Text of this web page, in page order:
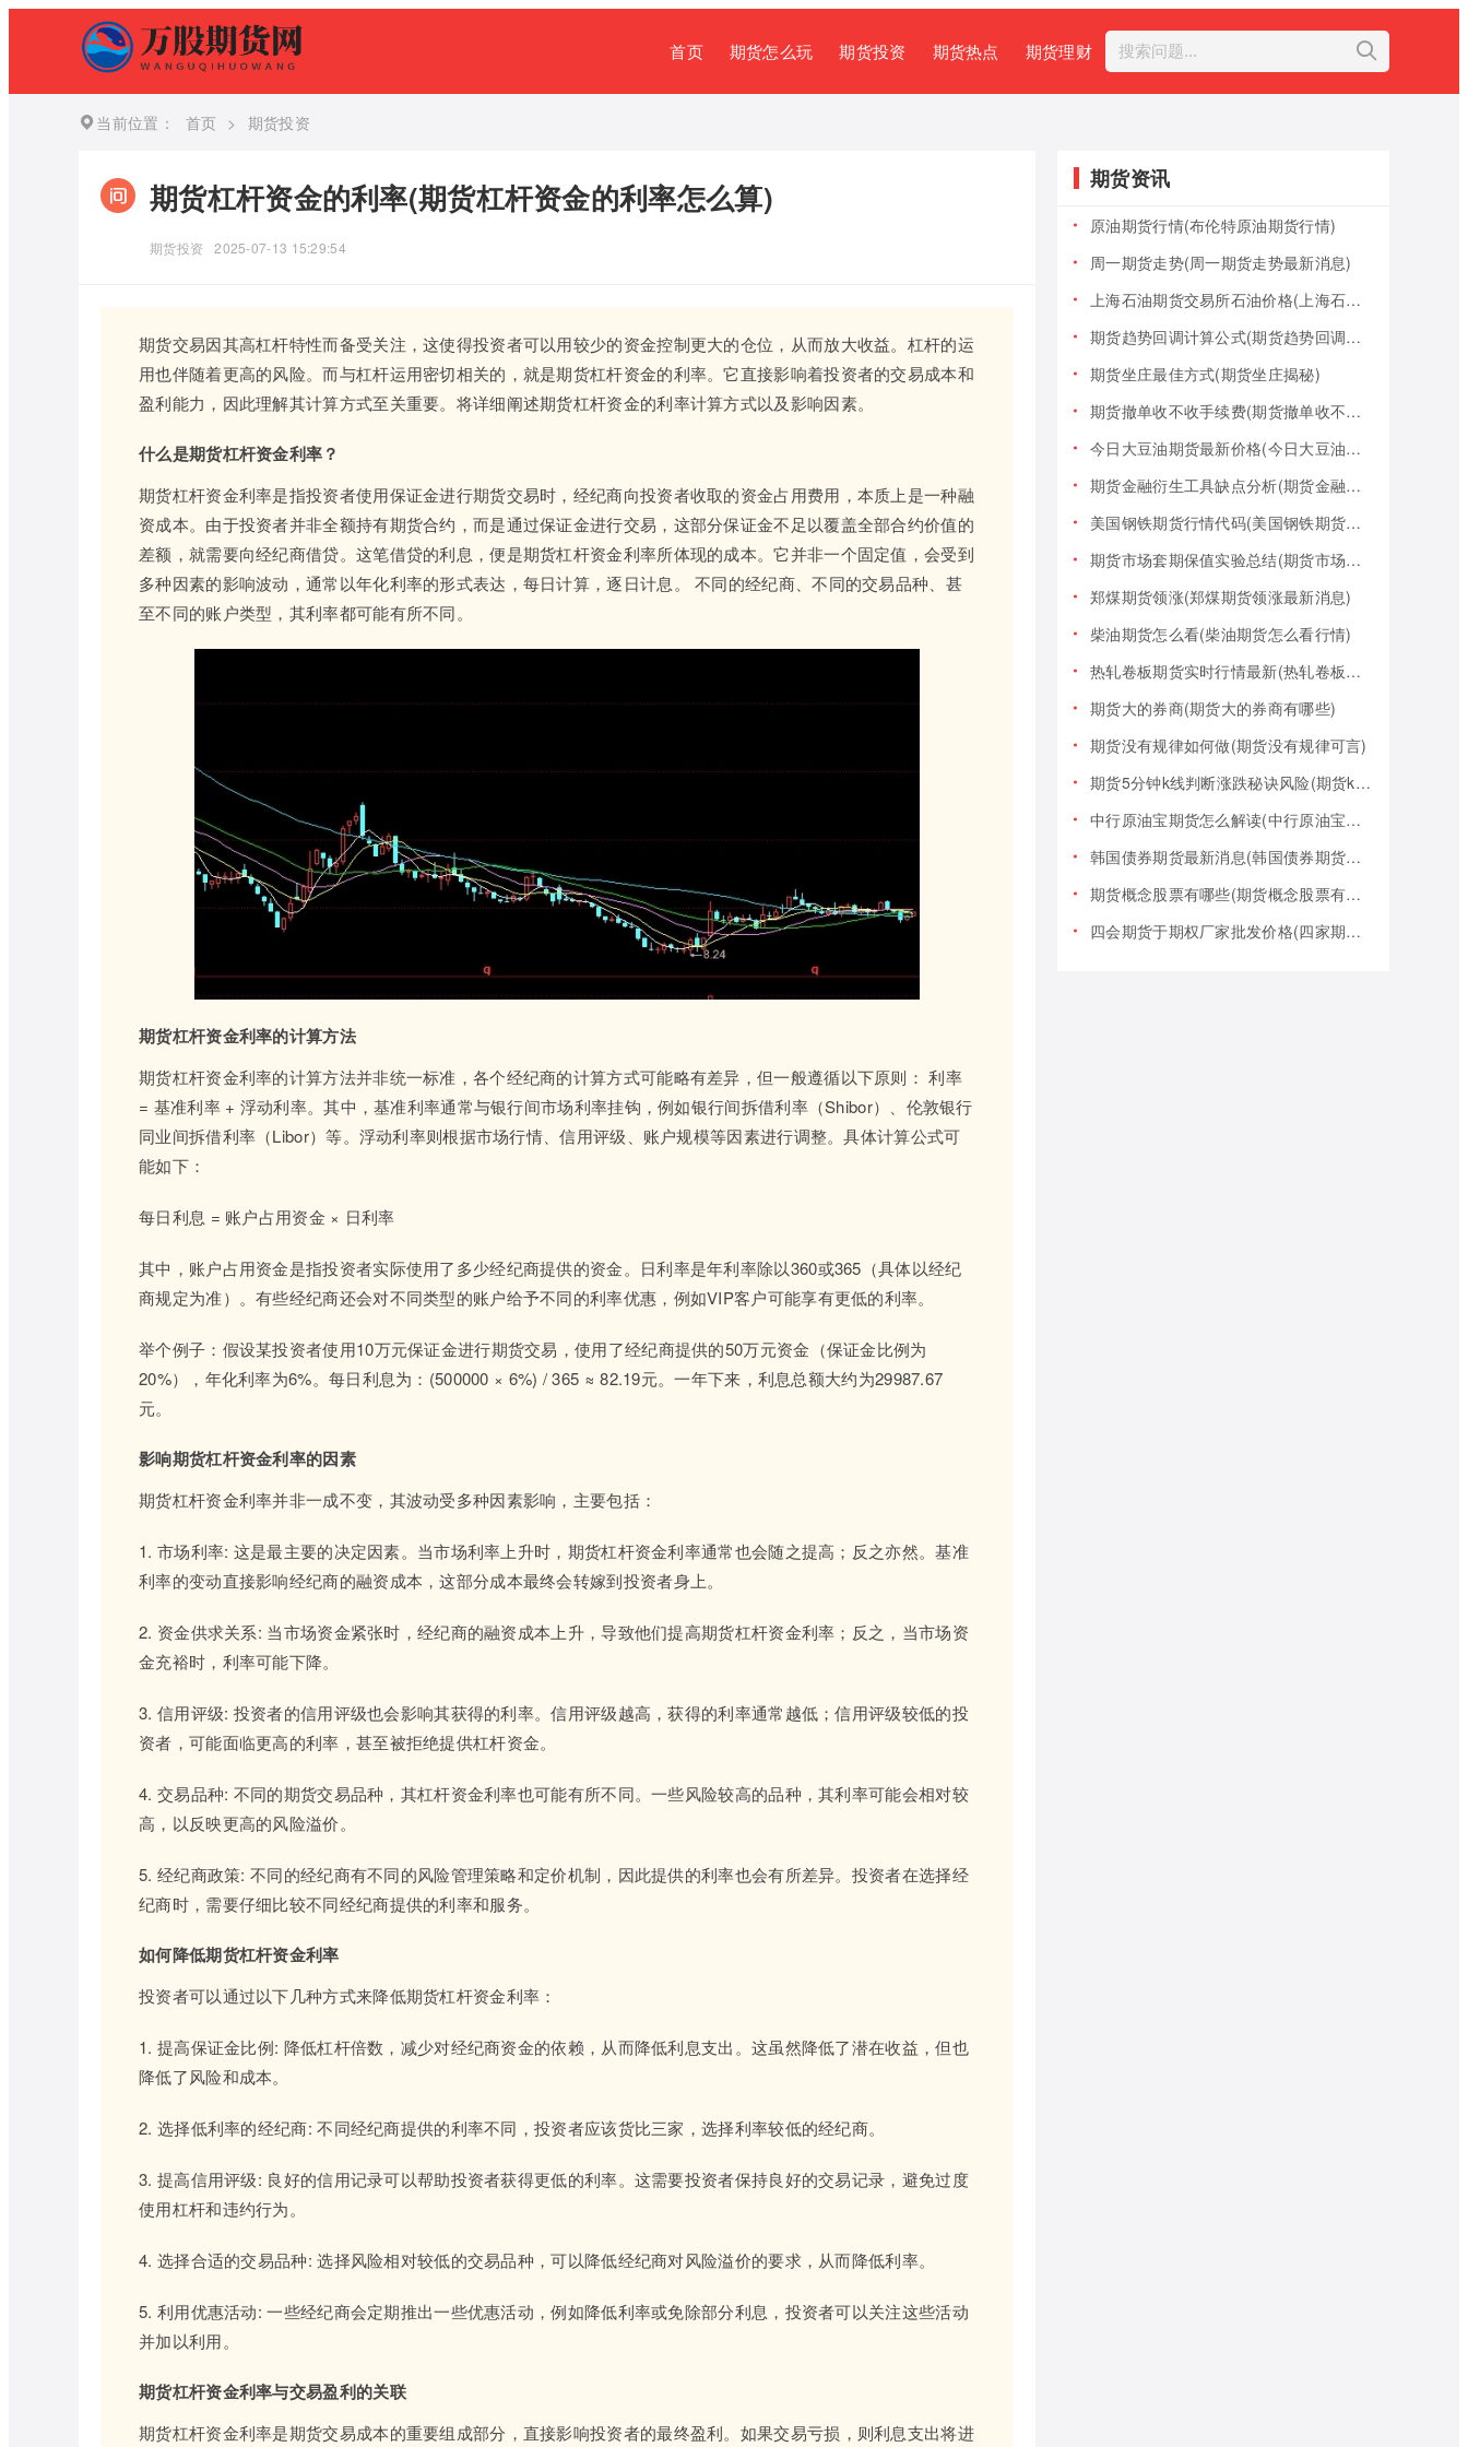
首页 期货怎么玩 期货投资 期货热点 期货理财
当前位置： 首页 > 期货投资
期货杠杆资金的利率(期货杠杆资金的利率怎么算)
期货投资 2025-07-13 15:29:54
期货交易因其高杠杆特性而备受关注，这使得投资者可以用较少的资金控制更大的仓位，从而放大收益。杠杆的运
用也伴随着更高的风险。而与杠杆运用密切相关的，就是期货杠杆资金的利率。它直接影响着投资者的交易成本和
盈利能力，因此理解其计算方式至关重要。将详细阐述期货杠杆资金的利率计算方式以及影响因素。
什么是期货杠杆资金利率？
期货杠杆资金利率是指投资者使用保证金进行期货交易时，经纪商向投资者收取的资金占用费用，本质上是一种融
资成本。由于投资者并非全额持有期货合约，而是通过保证金进行交易，这部分保证金不足以覆盖全部合约价值的
差额，就需要向经纪商借贷。这笔借贷的利息，便是期货杠杆资金利率所体现的成本。它并非一个固定值，会受到
多种因素的影响波动，通常以年化利率的形式表达，每日计算，逐日计息。 不同的经纪商、不同的交易品种、甚
至不同的账户类型，其利率都可能有所不同。
期货杠杆资金利率的计算方法
期货杠杆资金利率的计算方法并非统一标准，各个经纪商的计算方式可能略有差异，但一般遵循以下原则： 利率
= 基准利率 + 浮动利率。其中，基准利率通常与银行间市场利率挂钩，例如银行间拆借利率（Shibor）、伦敦银行
同业间拆借利率（Libor）等。浮动利率则根据市场行情、信用评级、账户规模等因素进行调整。具体计算公式可
能如下：
每日利息 = 账户占用资金 × 日利率
其中，账户占用资金是指投资者实际使用了多少经纪商提供的资金。日利率是年利率除以360或365（具体以经纪
商规定为准）。有些经纪商还会对不同类型的账户给予不同的利率优惠，例如VIP客户可能享有更低的利率。
举个例子：假设某投资者使用10万元保证金进行期货交易，使用了经纪商提供的50万元资金（保证金比例为
20%），年化利率为6%。每日利息为：(500000 × 6%) / 365 ≈ 82.19元。一年下来，利息总额大约为29987.67
元。
影响期货杠杆资金利率的因素
期货杠杆资金利率并非一成不变，其波动受多种因素影响，主要包括：
1. 市场利率: 这是最主要的决定因素。当市场利率上升时，期货杠杆资金利率通常也会随之提高；反之亦然。基准
利率的变动直接影响经纪商的融资成本，这部分成本最终会转嫁到投资者身上。
2. 资金供求关系: 当市场资金紧张时，经纪商的融资成本上升，导致他们提高期货杠杆资金利率；反之，当市场资
金充裕时，利率可能下降。
3. 信用评级: 投资者的信用评级也会影响其获得的利率。信用评级越高，获得的利率通常越低；信用评级较低的投
资者，可能面临更高的利率，甚至被拒绝提供杠杆资金。
4. 交易品种: 不同的期货交易品种，其杠杆资金利率也可能有所不同。一些风险较高的品种，其利率可能会相对较
高，以反映更高的风险溢价。
5. 经纪商政策: 不同的经纪商有不同的风险管理策略和定价机制，因此提供的利率也会有所差异。投资者在选择经
纪商时，需要仔细比较不同经纪商提供的利率和服务。
如何降低期货杠杆资金利率
投资者可以通过以下几种方式来降低期货杠杆资金利率：
1. 提高保证金比例: 降低杠杆倍数，减少对经纪商资金的依赖，从而降低利息支出。这虽然降低了潜在收益，但也
降低了风险和成本。
2. 选择低利率的经纪商: 不同经纪商提供的利率不同，投资者应该货比三家，选择利率较低的经纪商。
3. 提高信用评级: 良好的信用记录可以帮助投资者获得更低的利率。这需要投资者保持良好的交易记录，避免过度
使用杠杆和违约行为。
4. 选择合适的交易品种: 选择风险相对较低的交易品种，可以降低经纪商对风险溢价的要求，从而降低利率。
5. 利用优惠活动: 一些经纪商会定期推出一些优惠活动，例如降低利率或免除部分利息，投资者可以关注这些活动
并加以利用。
期货杠杆资金利率与交易盈利的关联
期货杠杆资金利率是期货交易成本的重要组成部分，直接影响投资者的最终盈利。如果交易亏损，则利息支出将进
期货资讯
原油期货行情(布伦特原油期货行情)
周一期货走势(周一期货走势最新消息)
上海石油期货交易所石油价格(上海石油期货交易所石油价格查询)
期货趋势回调计算公式(期货趋势回调计算公式是什么)
期货坐庄最佳方式(期货坐庄揭秘)
期货撤单收不收手续费(期货撤单收不收手续费用)
今日大豆油期货最新价格(今日大豆油期货最新价格行情)
期货金融衍生工具缺点分析(期货金融衍生工具缺点分析报告)
美国钢铁期货行情代码(美国钢铁期货行情大盘)
期货市场套期保值实验总结(期货市场套期保值实验总结报告)
郑煤期货领涨(郑煤期货领涨最新消息)
柴油期货怎么看(柴油期货怎么看行情)
热轧卷板期货实时行情最新(热轧卷板期货实时行情最新报价)
期货大的券商(期货大的券商有哪些)
期货没有规律如何做(期货没有规律可言)
期货5分钟k线判断涨跌秘诀风险(期货k线技巧)
中行原油宝期货怎么解读(中行原油宝期货事件)
韩国债券期货最新消息(韩国债券期货最新消息新闻)
期货概念股票有哪些(期货概念股票有哪些类型)
四会期货于期权厂家批发价格(四家期货交易)